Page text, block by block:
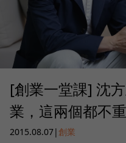
[創業一堂課] 沈
業，這兩個都不重
2015.08.07|創業